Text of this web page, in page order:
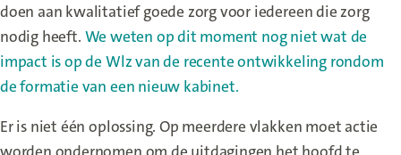
doen aan kwalitatief goede zorg voor iedereen die zorg
nodig heeft. We weten op dit moment nog niet wat de
impact is op de Wlz van de recente ontwikkeling rondom
de formatie van een nieuw kabinet.
Er is niet één oplossing. Op meerdere vlakken moet actie